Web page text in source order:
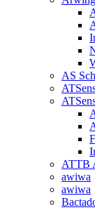
AS
ATTB
awiwa
awiwa